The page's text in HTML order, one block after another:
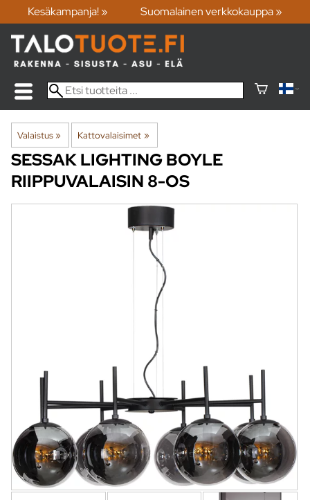
Kesäkampanja! » Suomalainen verkkokauppa »
Valaistus‪» Kattovalaisimet ‪»
SESSAK LIGHTINGBOYLE
RIIPPUVALAISIN 8-OS